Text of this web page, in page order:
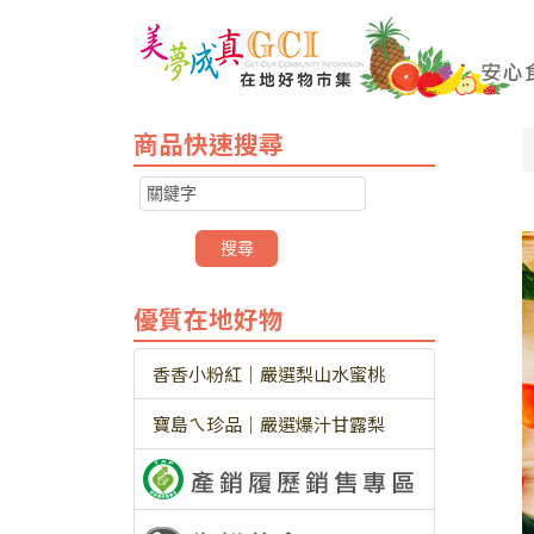
商品快速搜尋
優質在地好物
香香小粉紅｜嚴選梨山水蜜桃
寶島ㄟ珍品｜嚴選爆汁甘露梨